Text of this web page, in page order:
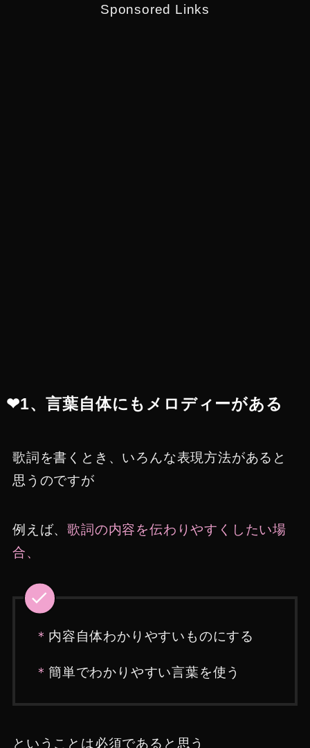
Sponsored Links
❤︎1、言葉自体にもメロディーがある
歌詞を書くとき、いろんな表現方法があると
思うのですが
例えば、歌詞の内容を伝わりやすくしたい場
合、
＊ 内容自体わかりやすいものにする
＊ 簡単でわかりやすい言葉を使う
ということは必須であると思う